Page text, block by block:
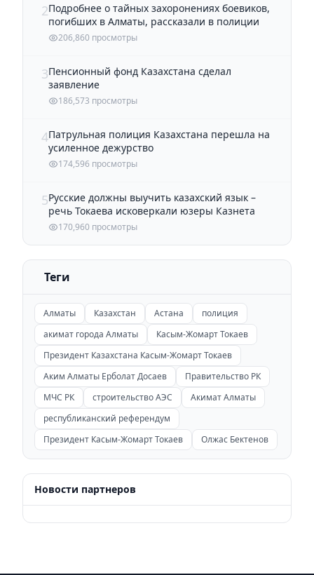
2Подробнее о тайных захоронениях боевиков,
погибших в Алматы, рассказали в полиции
206,860 просмотры
3Пенсионный фонд Казахстана сделал
заявление
186,573 просмотры
4Патрульная полиция Казахстана перешла на
усиленное дежурство
174,596 просмотры
5Русские должны выучить казахский язык –
речь Токаева исковеркали юзеры Казнета
170,960 просмотры
Теги
Алматы Казахстан Астана
полиция
акимат города Алматы
Касым-Жомарт Токаев
Президент Казахстана Касым-Жомарт Токаев
Аким Алматы Ерболат Досаев
Правительство РК
МЧС РК
строительство АЭС
Акимат Алматы
республиканский референдум
Президент Касым-Жомарт Токаев
Олжас Бектенов
Новости партнеров